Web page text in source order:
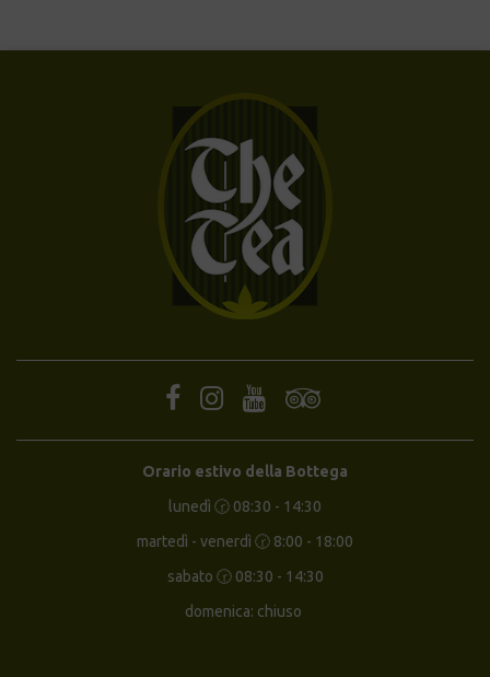
Orario estivo della Bottega
lunedì 🕝 08:30 - 14:30
martedì - venerdì 🕝 8:00 - 18:00
sabato 🕝 08:30 - 14:30
domenica: chiuso